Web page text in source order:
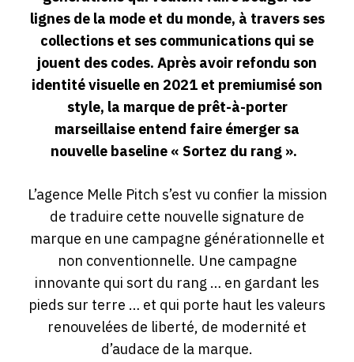
lignes de la mode et du monde, à travers ses
collections et ses communications qui se
jouent des codes. Après avoir refondu son
identité visuelle en 2021 et premiumisé son
style, la marque de prêt-à-porter
marseillaise entend faire émerger sa
nouvelle baseline « Sortez du rang ».
L’agence Melle Pitch s’est vu confier la mission
de traduire cette nouvelle signature de
marque en une campagne générationnelle et
non conventionnelle. Une campagne
innovante qui sort du rang … en gardant les
pieds sur terre … et qui porte haut les valeurs
renouvelées de liberté, de modernité et
d’audace de la marque.